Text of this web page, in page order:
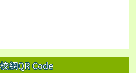
校網QR Code